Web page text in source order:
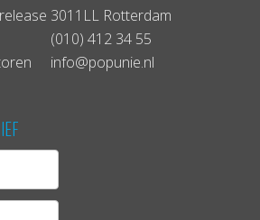
3011LL Rotterdam
(010) 412 34 55
info@popunie.nl